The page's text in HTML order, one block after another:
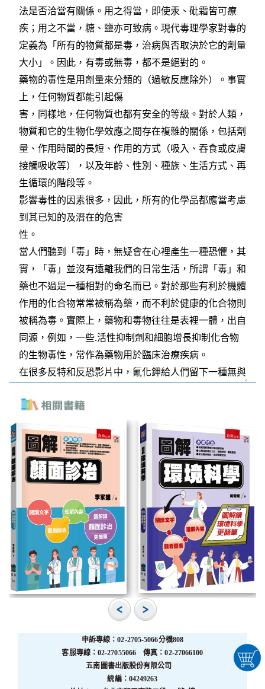
申訴專線：02-2705-5066分機808
客服專線：02-27055066 傳真：02-27066100
五南圖書出版股份有限公司
統編：04249263